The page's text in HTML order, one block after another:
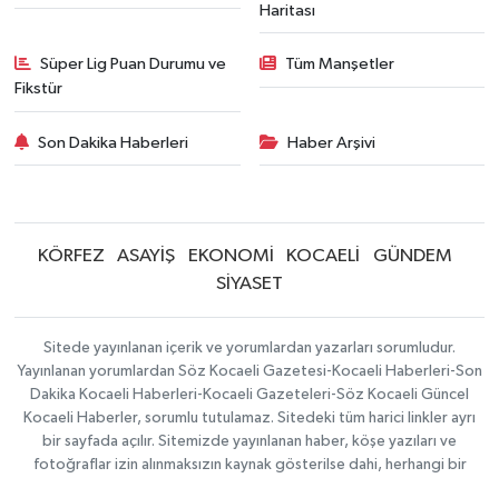
Haritası
Süper Lig Puan Durumu ve
Fikstür
Tüm Manşetler
Son Dakika Haberleri Haber Arşivi
KÖRFEZ ASAYİŞ EKONOMİ KOCAELİ
GÜNDEM
SİYASET
Sitede yayınlanan içerik ve yorumlardan yazarları sorumludur.
Yayınlanan yorumlardan Söz Kocaeli Gazetesi-Kocaeli Haberleri-Son
Dakika Kocaeli Haberleri-Kocaeli Gazeteleri-Söz Kocaeli Güncel
Kocaeli Haberler, sorumlu tutulamaz. Sitedeki tüm harici linkler ayrı
bir sayfada açılır. Sitemizde yayınlanan haber, köşe yazıları ve
fotoğraflar izin alınmaksızın kaynak gösterilse dahi, herhangi bir